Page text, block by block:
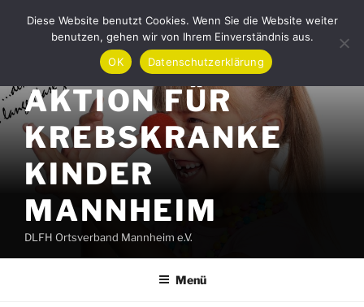
Inhalt
AKTION FÜR
KREBSKRANKE
KINDER
MANNHEIM
DLFH Ortsverband Mannheim e.V.
Menü
Diese Website benutzt Cookies. Wenn Sie die Website weiter
benutzen, gehen wir von Ihrem Einverständnis aus.
OK
Datenschutzerklärung